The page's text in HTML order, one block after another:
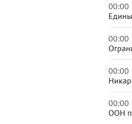
00:00
00:00
00:00
00:00
ООН